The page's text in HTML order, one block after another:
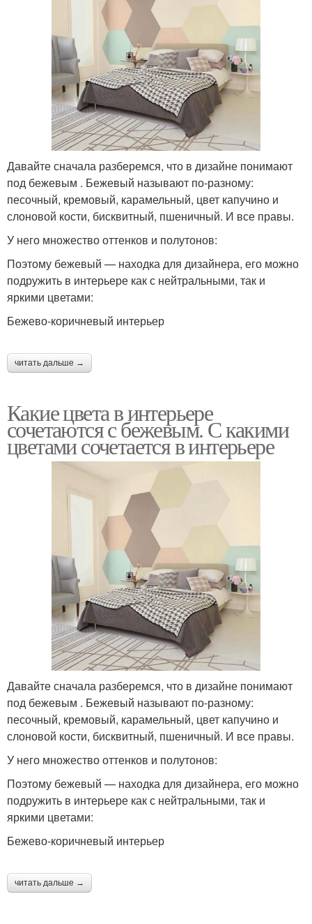
Давайте сначала разберемся, что в дизайне понимают
под бежевым . Бежевый называют по-разному:
песочный, кремовый, карамельный, цвет капучино и
слоновой кости, бисквитный, пшеничный. И все правы.
У него множество оттенков и полутонов:
Поэтому бежевый — находка для дизайнера, его можно
подружить в интерьере как с нейтральными, так и
яркими цветами:
Бежево-коричневый интерьер
читать дальше →
Какие цвета в интерьере
сочетаются с бежевым. С какими
цветами сочетается в интерьере
Давайте сначала разберемся, что в дизайне понимают
под бежевым . Бежевый называют по-разному:
песочный, кремовый, карамельный, цвет капучино и
слоновой кости, бисквитный, пшеничный. И все правы.
У него множество оттенков и полутонов:
Поэтому бежевый — находка для дизайнера, его можно
подружить в интерьере как с нейтральными, так и
яркими цветами:
Бежево-коричневый интерьер
читать дальше →